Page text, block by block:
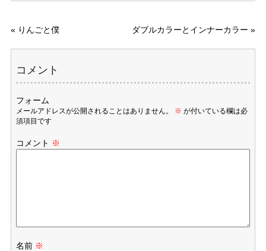
« りんごと僕 ダブルカラーとインナーカラー »
コメント
フォーム
メールアドレスが公開されることはありません。 ※ が付いている欄は必
須項目です
コメント ※
名前 ※